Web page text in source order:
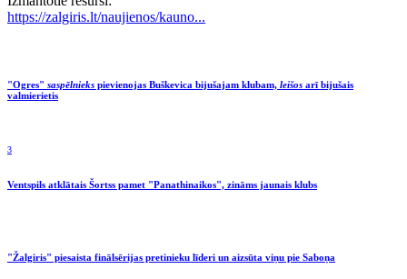
https://zalgiris.lt/naujienos/kauno...
"Ogres" saspēlnieks pievienojas Buškevica bijušajam klubam, leišos arī bijušais
valmierietis
3
Ventspils atklātais Šortss pamet "Panathinaikos", zināms jaunais klubs
"Žalgiris" piesaista finālsērijas pretinieku līderi un aizsūta viņu pie Saboņa